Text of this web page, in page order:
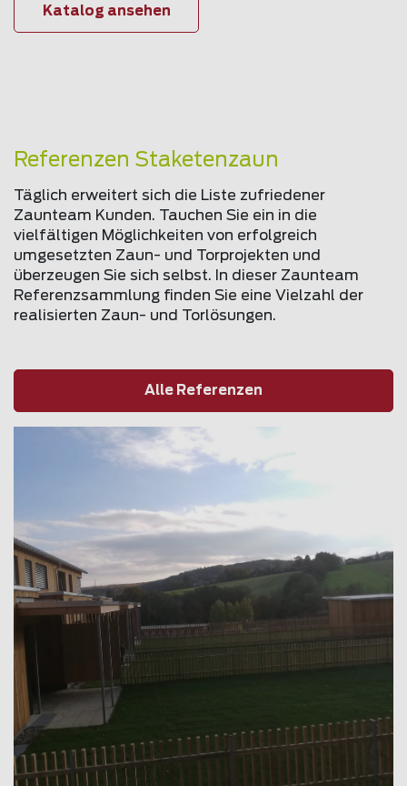
Katalog ansehen
Referenzen Staketenzaun
Täglich erweitert sich die Liste zufriedener
Zaunteam Kunden. Tauchen Sie ein in die
vielfältigen Möglichkeiten von erfolgreich
umgesetzten Zaun- und Torprojekten und
überzeugen Sie sich selbst. In dieser Zaunteam
Referenzsammlung finden Sie eine Vielzahl der
realisierten Zaun- und Torlösungen.
Alle Referenzen